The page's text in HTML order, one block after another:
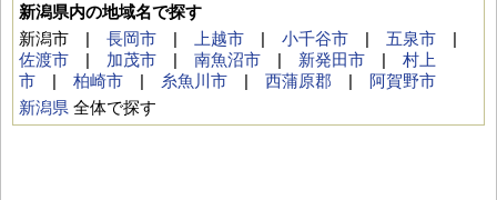
新潟県内の地域名で探す
新潟市 | 長岡市 | 上越市 | 小千谷市 | 五泉市 |
佐渡市 | 加茂市 | 南魚沼市 | 新発田市 | 村上
市 | 柏崎市 | 糸魚川市 | 西蒲原郡 | 阿賀野市
新潟県 全体で探す